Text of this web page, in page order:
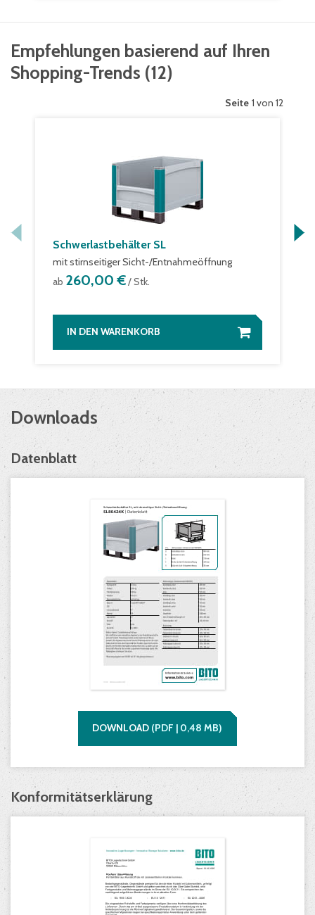
Empfehlungen basierend auf Ihren
Shopping-Trends (12)
Seite 1 von 12
Schwerlastbehälter SL
mit stirnseitiger Sicht-/Entnahmeöffnung
ab 260,00 €/ Stk.
IN DEN WARENKORB
Downloads
Datenblatt
DOWNLOAD (PDF | 0,48 MB)
Konformitätserklärung